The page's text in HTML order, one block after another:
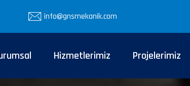
info@gnsmekanik.com
Hizmetlerimiz Projelerimiz